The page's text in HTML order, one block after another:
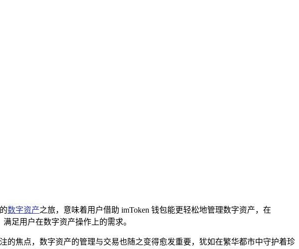
数字资产之旅，意味着用户借助 imToken 钱包能更轻松地管理数字资产，在
足用户在数字资产操作上的需求。
的焦点，数字资产的管理与交易也随之变得愈发重要，犹如在繁华都市中守护着珍